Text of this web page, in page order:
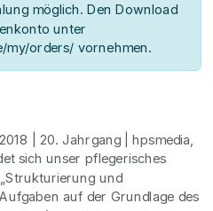
möglich. Den Download
unter
my/orders/ vornehmen.
| 20. Jahrgang | hpsmedia,
sich unser pflegerisches
und
auf der Grundlage des